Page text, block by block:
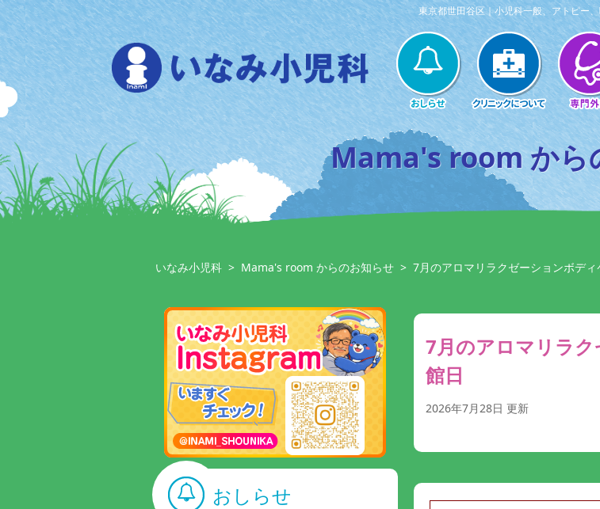
Skip
to
content
東京都世田谷区｜小児科一般、アトピー
Mama's room から
いなみ小児科 > Mama's room からのお知らせ > 7月のアロマリラクゼーションボデ
7月のアロマリラ
館日
2026年7月28日 更新
おしらせ